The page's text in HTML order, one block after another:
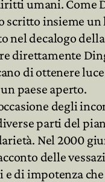
umani. Come
scritto insieme
nel decalogo
direttamente
di ottenere
paese aperto.
degli
parti del
Nel 2000
delle
e di impotenza